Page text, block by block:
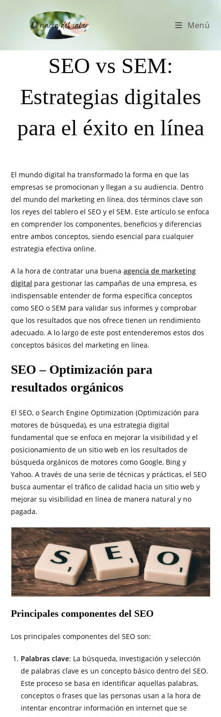
Menú
SEO vs SEM:
Estrategias digitales
para el éxito en línea
El mundo digital ha transformado la forma en que las
empresas se promocionan y llegan a su audiencia. Dentro
del mundo del marketing en línea, dos términos clave son
los reyes del tablero el SEO y el SEM. Este artículo se enfoca
en comprender los componentes, beneficios y diferencias
entre ambos conceptos, siendo esencial para cualquier
estrategia efectiva online.
A la hora de contratar una buenaagencia de marketing
digital para gestionar las campañas de una empresa, es
indispensable entender de forma específica conceptos
como SEO o SEM para validar sus informes y comprobar
que los resultados que nos ofrece tienen un rendimiento
adecuado. A lo largo de este post entenderemos estos dos
conceptos básicos del marketing en línea.
SEO – Optimización para
resultados orgánicos
El SEO, o Search Engine Optimization (Optimización para
motores de búsqueda), es una estrategia digital
fundamental que se enfoca en mejorar la visibilidad y el
posicionamiento de un sitio web en los resultados de
búsqueda orgánicos de motores como Google, Bing y
Yahoo. A través de una serie de técnicas y prácticas, el SEO
busca aumentar el tráfico de calidad hacia un sitio web y
mejorar su visibilidad en línea de manera natural y no
pagada.
Principales componentes del SEO
Los principales componentes del SEO son:
Palabras clave: La búsqueda, investigación y selección
de palabras clave es un concepto básico dentro del SEO.
Este proceso se basa en identificar aquellas palabras,
conceptos o frases que las personas usan a la hora de
intentar encontrar información en internet que se